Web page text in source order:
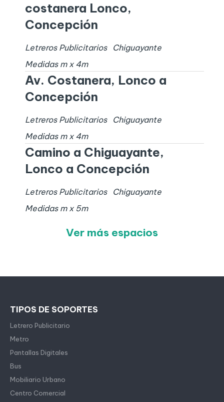
costanera Lonco,
Concepción
Letreros Publicitarios
Chiguayante
Medidas m x 4m
Av. Costanera, Lonco a
Concepción
Letreros Publicitarios
Chiguayante
Medidas m x 4m
Camino a Chiguayante,
Lonco a Concepción
Letreros Publicitarios
Chiguayante
Medidas m x 5m
Ver más espacios
TIPOS DE SOPORTES
Letrero Publicitario
Metro
Pantallas Digitales
Bus
Mobiliario Urbano
Centro Comercial